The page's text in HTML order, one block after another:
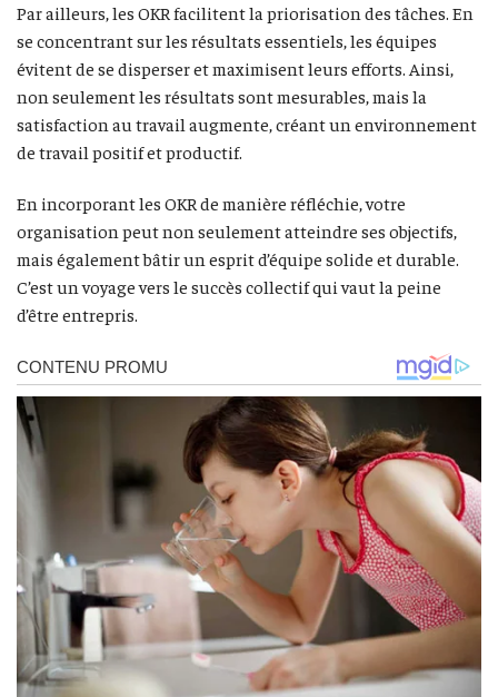
Par ailleurs, les OKR facilitent la priorisation des tâches. En
se concentrant sur les résultats essentiels, les équipes
évitent de se disperser et maximisent leurs efforts. Ainsi,
non seulement les résultats sont mesurables, mais la
satisfaction au travail augmente, créant un environnement
de travail positif et productif.
En incorporant les OKR de manière réfléchie, votre
organisation peut non seulement atteindre ses objectifs,
mais également bâtir un esprit d’équipe solide et durable.
C’est un voyage vers le succès collectif qui vaut la peine
d’être entrepris.